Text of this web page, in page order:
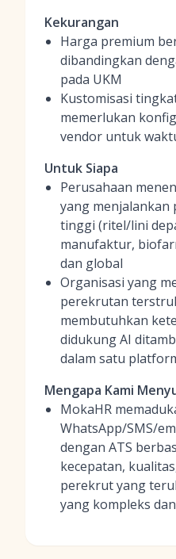
Kekurangan
Harga premium
dibandingkan
pada UKM
Kustomisasi
memerlukan
vendor untuk
Untuk Siapa
Perusahaan
yang
tinggi (ritel/lini
manufaktur,
dan global
Organisasi yang
perekrutan
membutuhkan
didukung AI
dalam satu
Mengapa Kami
MokaHR
WhatsApp/SMS/
dengan ATS
kecepatan,
perekrut yang
yang kompleks